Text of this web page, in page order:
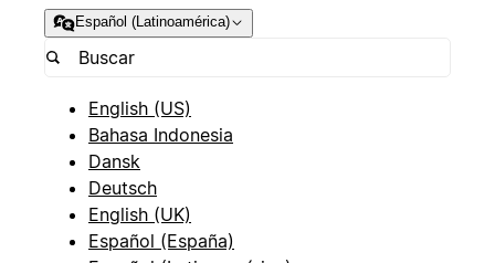
Español (Latinoamérica)
English (US)
Bahasa Indonesia
Dansk
Deutsch
English (UK)
Español (España)